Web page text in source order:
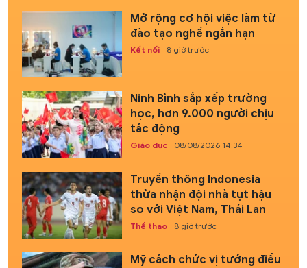
Mở rộng cơ hội việc làm từ
đào tạo nghề ngắn hạn
Kết nối 8 giờ trước
Ninh Bình sắp xếp trường
học, hơn 9.000 người chịu
tác động
Giáo dục 08/08/2026 14:34
Truyền thông Indonesia
thừa nhận đội nhà tụt hậu
so với Việt Nam, Thái Lan
Thể thao 8 giờ trước
Mỹ cách chức vị tướng điều